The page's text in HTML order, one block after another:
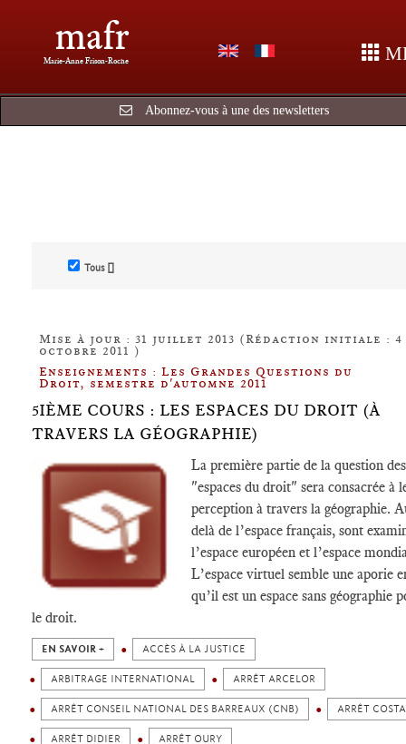
mafr
Marie-Anne Frison-Roche
Abonnez-vous à une des newsletters
Tous []
Mise à jour : 31 juillet 2013 (Rédaction initiale : 4
octobre 2011 )
Enseignements : Les Grandes Questions du
Droit, semestre d'automne 2011
5IÈME COURS : LES ESPACES DU DROIT (À
TRAVERS LA GÉOGRAPHIE)
La première partie de la question des
"espaces du droit" sera consacrée à
perception à travers la géographie.
delà de l’espace français, sont
l’espace européen et l’espace
L’espace virtuel semble une aporie
qu’il est un espace sans géographie
le droit.
EN SAVOIR + ACCÈS À LA JUSTICE
ARBITRAGE INTERNATIONAL ARRÊT ARCELOR
ARRÊT CONSEIL NATIONAL DES BARREAUX (CNB) ARRÊT COSTA
ARRÊT DIDIER ARRÊT OURY